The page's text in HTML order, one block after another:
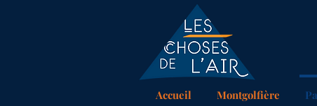
Accueil Montgolfière